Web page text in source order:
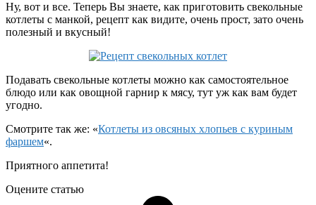
Ну, вот и все. Теперь Вы знаете, как приготовить свекольные
котлеты с манкой, рецепт как видите, очень прост, зато очень
полезный и вкусный!
Подавать свекольные котлеты можно как самостоятельное
блюдо или как овощной гарнир к мясу, тут уж как вам будет
угодно.
Смотрите так же: «Котлеты из овсяных хлопьев с куриным
фаршем«.
Приятного аппетита!
Оцените статью